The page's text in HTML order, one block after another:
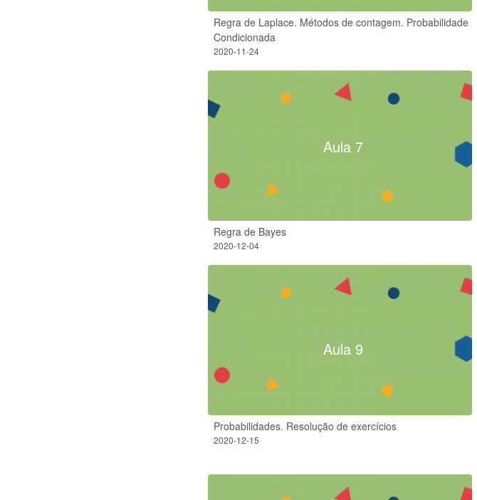
Regra de Laplace. Métodos de contagem. Probabilidade
Condicionada
2020-11-24
Aula 7
Regra de Bayes
2020-12-04
Aula 9
Probabilidades. Resolução de exercícios
2020-12-15